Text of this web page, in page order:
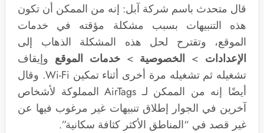
قال متحدث باسم شركة آبل: إنه من الممكن أن تكون
هذه التنبيهات بسبب مشكلة مؤقته في خدمات
الموقع، وتقترح لحل هذه المشكلة الذهاب إلى
الإعدادات > الخصوصية >خدمات الموقع وإيقاف
تشغيله ثم تشغيله مرة أخرى أثناء تمكين Wi-Fi. وقال
أيضًا إنه من الممكن لـ AirTags المملوكة لأشخاص
آخرين في الجوار إطلاق تنبيهات غير مرغوب فيها عن
غير قصد في “المناطق الأكثر كثافة سكانية”.